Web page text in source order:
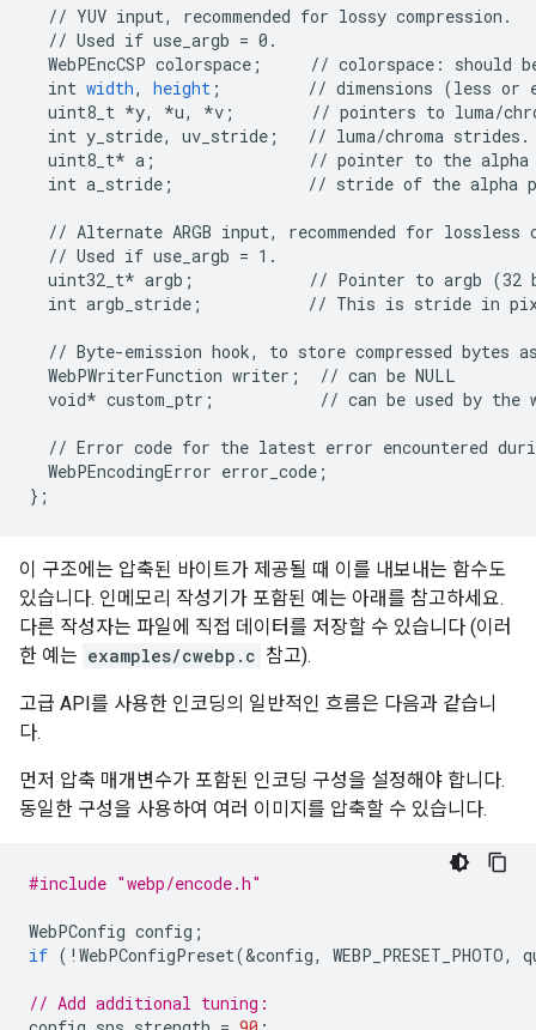
// YUV input, recommended for lossy compression.
// Used if use_argb = 0.
WebPEncCSP colorspace ; // colorspace : should
int width, height ; // dimensions (less or
uint8_t *y, *u, *v ; // pointers to luma/
int y_stride, uv_stride ; // luma/chroma strides.
uint8_t* a ; // pointer to the alpha
int a_stride ; // stride of the alpha
// Alternate ARGB input, recommended for lossless
// Used if use_argb = 1.
uint32_t* argb ; // Pointer to argb (32
int argb_stride ; // This is stride in
// Byte-emission hook, to store compressed bytes
WebPWriterFunction writer ; // can be NULL
void* custom_ptr ; // can be used by the
// Error code for the latest error encountered
WebPEncodingError error_code ;
} ;
이 구조에는 압축된 바이트가 제공될 때 이를 내보내는 함수도
있습니다. 인메모리 작성기가 포함된 예는 아래를 참고하세요.
다른 작성자는 파일에 직접 데이터를 저장할 수 있습니다 (이러
한 예는 examples/cwebp.c 참고).
고급 API를 사용한 인코딩의 일반적인 흐름은 다음과 같습니
다.
먼저 압축 매개변수가 포함된 인코딩 구성을 설정해야 합니다.
동일한 구성을 사용하여 여러 이미지를 압축할 수 있습니다.
#include "webp/encode.h"
WebPConfig config ;
if ( ! WebPConfigPreset(&config, WEBP_PRESET_PHOTO,
// Add additional tuning: